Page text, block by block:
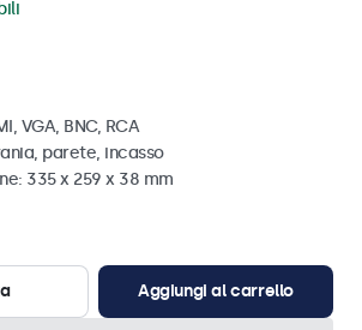
VGA, BNC, RCA
parete, incasso
335 x 259 x 38 mm
Aggiungi al carrello